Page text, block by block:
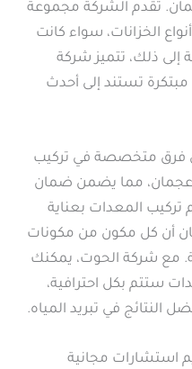
تقدم الشركة مجموعة
الخزانات، سواء كانت
إلى ذلك، تتميز شركة
مبتكرة تستند إلى أحدث
فرق متخصصة في تركيب
عجمان، مما يضمن ضمان
المعدات بعناية
أن كل مكون من مكونات
مع شركة الحوت، يمكنك
ستتم بكل احترافية،
في تبريد المياه.
استشارات مجانية